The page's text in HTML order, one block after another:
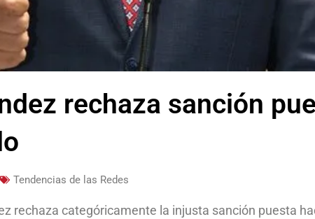
rechaza sanción
Tendencias de las Redes
rechaza categóricamente la injusta sanción puesta